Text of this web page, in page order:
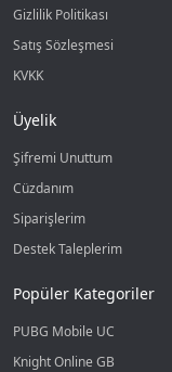
Gizlilik Politikası
Satış Sözleşmesi
KVKK
Üyelik
Şifremi Unuttum
Cüzdanım
Siparişlerim
Destek Taleplerim
Popüler Kategoriler
PUBG Mobile UC
Knight Online GB